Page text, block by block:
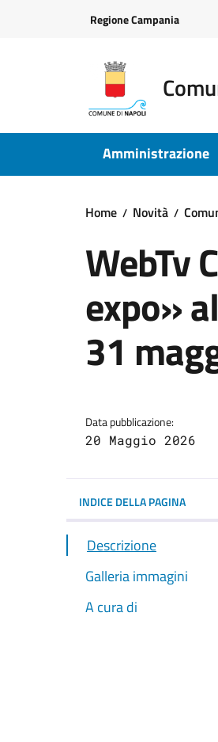
Regione Campania
Amministrazione
Home Novità
WebTv
expo»
31
Data pubblicazione:
20 Maggio 2026
INDICE DELLA PAGINA
Descrizione
Galleria immagini
A cura di